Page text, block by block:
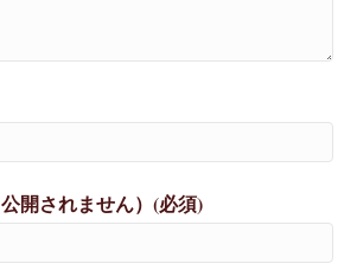
開されません）(必須)